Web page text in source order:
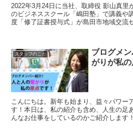
2022年3月24日に当社、取締役 影山真里
のビジネススクール「嶋田塾」で講義や
度「修了証書授与式」が島田市地域交流
スタッフのこと
ブログメ
がりが私の
こんにちは。新年も始まり、益々パワー
す！本日は、私の紹介も含め、人生の足
んなお仕事をしているのかご紹介します！目次 私の人生の